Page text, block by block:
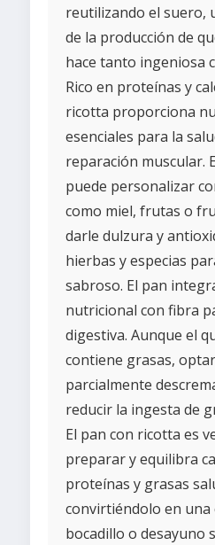
reutilizando el suero,
de la producción de
hace tanto ingeniosa
Rico en proteínas y
ricotta proporciona
esenciales para la
reparación muscular.
puede personalizar
como miel, frutas o
darle dulzura y
hierbas y especias
sabroso. El pan
nutricional con fibra
digestiva. Aunque el
contiene grasas,
parcialmente
reducir la ingesta de
El pan con ricotta es
preparar y equilibra
proteínas y grasas
convirtiéndolo en una
bocadillo o desayuno